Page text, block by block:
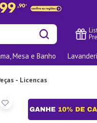
Mesa e Banho
- Licencas